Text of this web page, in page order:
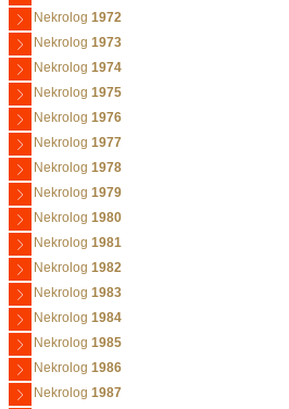
Nekrolog 1972
Nekrolog 1973
Nekrolog 1974
Nekrolog 1975
Nekrolog 1976
Nekrolog 1977
Nekrolog 1978
Nekrolog 1979
Nekrolog 1980
Nekrolog 1981
Nekrolog 1982
Nekrolog 1983
Nekrolog 1984
Nekrolog 1985
Nekrolog 1986
Nekrolog 1987